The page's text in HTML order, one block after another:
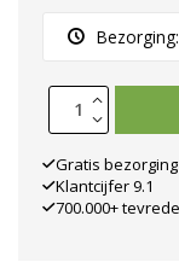
Bezorging:
Gratis
Klantcijfer 9.1
700.000+